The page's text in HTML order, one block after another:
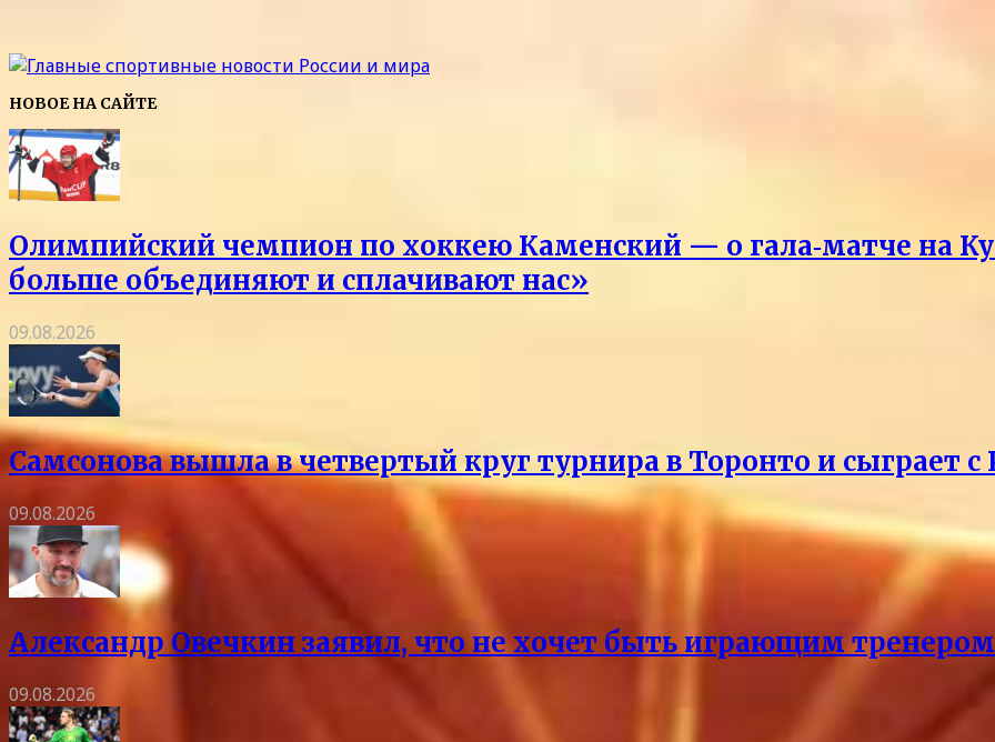
НОВОЕ НА САЙТЕ
Олимпийский чемпион по хоккею Каменский — о гала‑матче на
больше объединяют и сплачивают нас»
09.08.2026
Самсонова вышла в четвертый круг турнира в Торонто и сыграет
09.08.2026
Александр Овечкин заявил, что не хочет быть играющим
09.08.2026